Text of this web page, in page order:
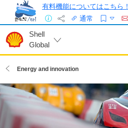
有料機能についてはこちら！
通常